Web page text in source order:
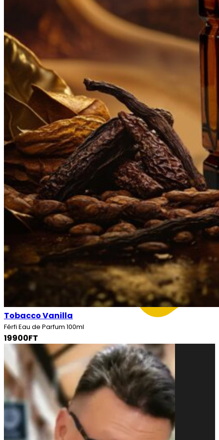
Tobacco Vanilla
Férfi Eau de Parfum 100ml
19900FT